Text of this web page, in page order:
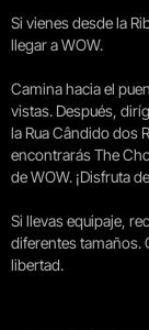
Si vienes desde la
llegar a WOW.
Camina hacia el
vistas. Después,
la Rua Cândido dos
encontrarás The
de WOW. ¡Disfruta
Si llevas equipaje,
diferentes tamaños.
libertad.